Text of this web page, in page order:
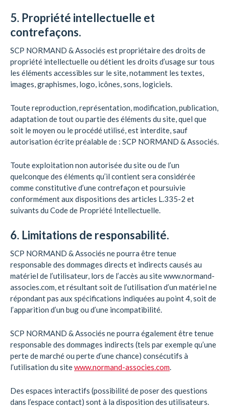
5. Propriété intellectuelle et
contrefaçons.
SCP NORMAND & Associés est propriétaire des droits de
propriété intellectuelle ou détient les droits d’usage sur tous
les éléments accessibles sur le site, notamment les textes,
images, graphismes, logo, icônes, sons, logiciels.
Toute reproduction, représentation, modification, publication,
adaptation de tout ou partie des éléments du site, quel que
soit le moyen ou le procédé utilisé, est interdite, sauf
autorisation écrite préalable de : SCP NORMAND & Associés.
Toute exploitation non autorisée du site ou de l’un
quelconque des éléments qu’il contient sera considérée
comme constitutive d’une contrefaçon et poursuivie
conformément aux dispositions des articles L.335-2 et
suivants du Code de Propriété Intellectuelle.
6. Limitations de responsabilité.
SCP NORMAND & Associés ne pourra être tenue
responsable des dommages directs et indirects causés au
matériel de l’utilisateur, lors de l’accès au site www.normand-
associes.com, et résultant soit de l’utilisation d’un matériel ne
répondant pas aux spécifications indiquées au point 4, soit de
l’apparition d’un bug ou d’une incompatibilité.
SCP NORMAND & Associés ne pourra également être tenue
responsable des dommages indirects (tels par exemple qu’une
perte de marché ou perte d’une chance) consécutifs à
l’utilisation du sitewww.normand-associes.com.
Des espaces interactifs (possibilité de poser des questions
dans l’espace contact) sont à la disposition des utilisateurs.